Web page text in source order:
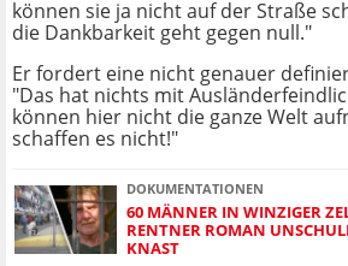
können sie ja nicht auf der Straße
die Dankbarkeit geht gegen null."
Er fordert eine nicht genauer
"Das hat nichts mit
können hier nicht die ganze Welt
schaffen es nicht!"
DOKUMENTATIONEN
60 MÄNNER IN WINZIGER
RENTNER ROMAN
KNAST